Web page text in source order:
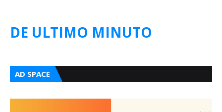
DE ULTIMO MINUTO
AD SPACE